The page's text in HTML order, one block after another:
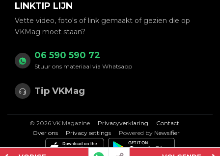
LINKTIP LIJN
Vette video, foto's of link gemaakt of gezien die op
VKMag moet staan?
06 590 590 72
Stuur ons materiaal via Whatsapp
Tip VKMag
© 2026 VK Magazine Privacyverklaring
Contact
Over ons
Privacy settings Powered by Newsifier